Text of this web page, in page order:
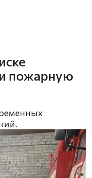
пожарную